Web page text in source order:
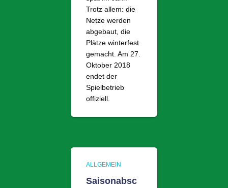
Trotz allem: die
Netze werden
abgebaut, die
Plätze winterfest
gemacht. Am 27.
Oktober 2018
endet der
Spielbetrieb
offiziell.
ALLGEMEIN
Saisonabsc